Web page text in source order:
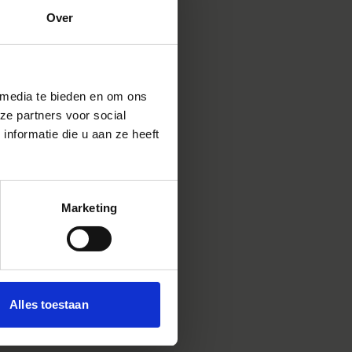
Over
te bieden en om ons
partners voor social
die u aan ze heeft
Marketing
Alles toestaan
OS
al
de
jaar
van